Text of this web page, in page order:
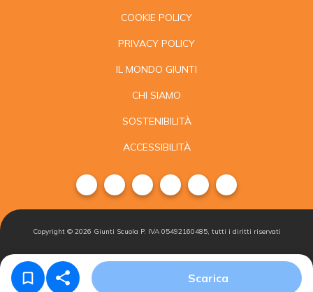
Scarica
COOKIE POLICY
PRIVACY POLICY
IL MONDO GIUNTI
CHI SIAMO
SOSTENIBILITÀ
ACCESSIBILITÀ
Copyright © 2026 Giunti Scuola P. IVA 05492160485, tutti i diritti riservati
Condizioni di
vendita
Gestisci i
Iscriviti alla
newsletter